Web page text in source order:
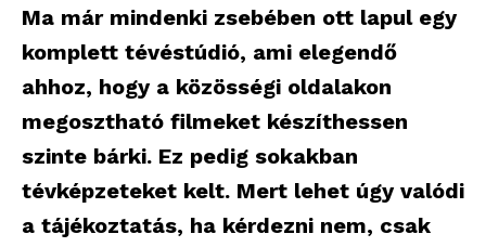
Ma már mindenki zsebében ott lapul egy
komplett tévéstúdió, ami elegendő
ahhoz, hogy a közösségi oldalakon
megosztható filmeket készíthessen
szinte bárki. Ez pedig sokakban
tévképzeteket kelt. Mert lehet úgy valódi
a tájékoztatás, ha kérdezni nem, csak